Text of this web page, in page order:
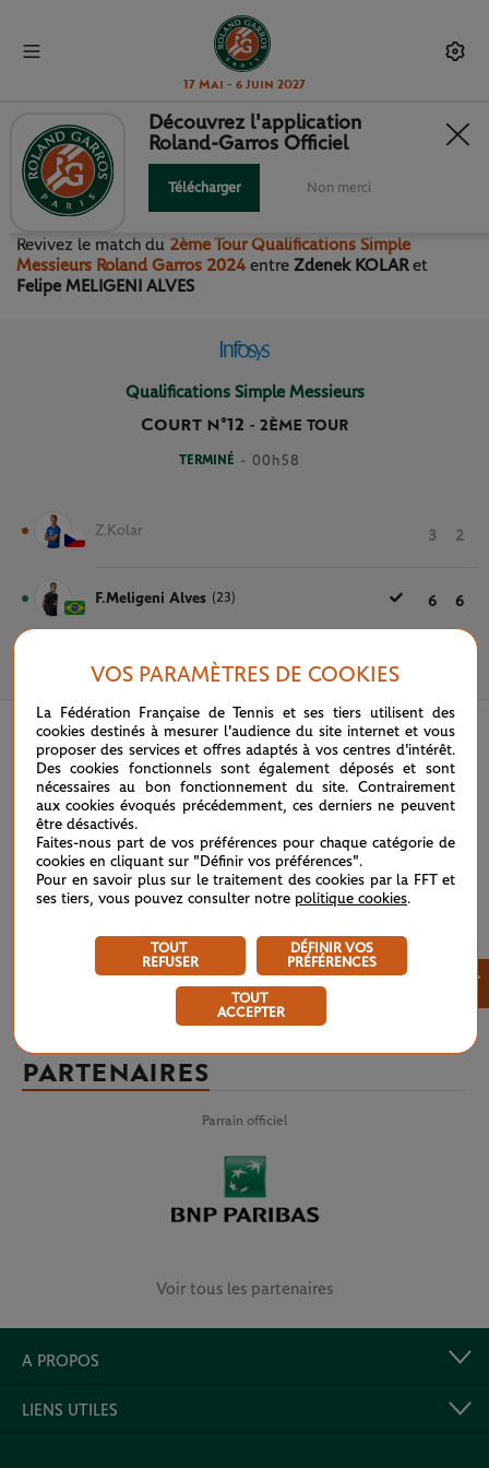
17 Mai - 6 Juin 2027
2ÈME TOUR QUALIFICATIONS
SIMPLE MESSIEURS
Revivez le match du 2ème Tour Qualifications Simple
Messieurs Roland Garros 2024 entre Zdenek KOLAR et
Felipe MELIGENI ALVES
Qualifications Simple Messieurs
Court n°12 - 2ÈME TOUR
TERMINÉ - 00h58
Z.Kolar 3 2
F.Meligeni Alves (23) 6 6
22 MAI 2024
Découvrez l'application
Roland-Garros Officiel
Télécharger Non merci
PARTENAIRES
Parrain officiel
Voir tous les partenaires
A PROPOS
LIENS UTILES
VOS PARAMÈTRES DE COOKIES
La Fédération Française de Tennis et ses tiers utilisent des
cookies destinés à mesurer l'audience du site internet et vous
proposer des services et offres adaptés à vos centres d'intérêt.
Des cookies fonctionnels sont également déposés et sont
nécessaires au bon fonctionnement du site. Contrairement
aux cookies évoqués précédemment, ces derniers ne peuvent
être désactivés.
Faites-nous part de vos préférences pour chaque catégorie de
cookies en cliquant sur "Définir vos préférences".
Pour en savoir plus sur le traitement des cookies par la FFT et
ses tiers, vous pouvez consulter notre politique cookies.
TOUT
REFUSER
DÉFINIR VOS
PRÉFÉRENCES
TOUT
ACCEPTER